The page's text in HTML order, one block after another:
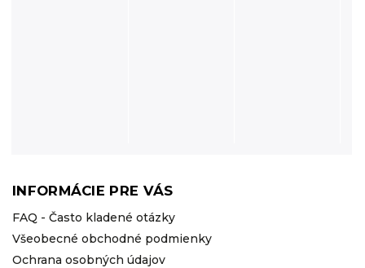
INFORMÁCIE PRE VÁS
FAQ - Často kladené otázky
Všeobecné obchodné podmienky
Ochrana osobných údajov